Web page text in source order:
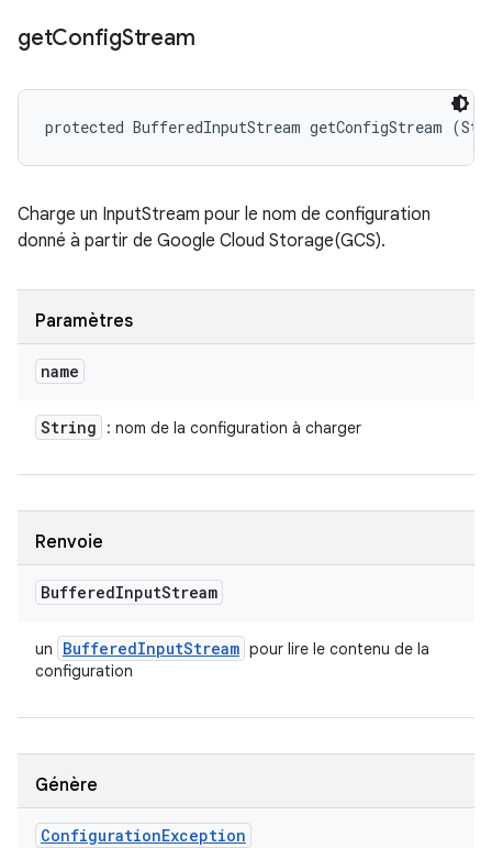
getConfigStream
protected BufferedInputStream getConfigStream
Charge un InputStream pour le nom de configuration
donné à partir de Google Cloud Storage(GCS).
Paramètres
name
String : nom de la configuration à charger
Renvoie
BufferedInputStream
un BufferedInputStream pour lire le contenu de la
configuration
Génère
ConfigurationException